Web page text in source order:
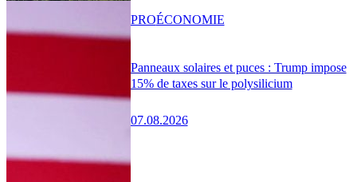
Panneaux solaires et puces : Trump impose
15% de taxes sur le polysilicium
07.08.2026
PROÉCONOMIE